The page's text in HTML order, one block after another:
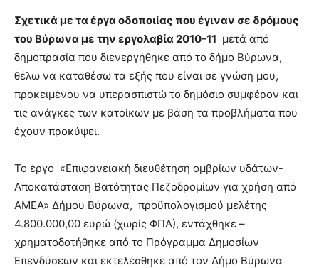
porn
Σχετικά με τα έργα οδοποιίας που έγιναν σε δρόμους
του Βύρωνα με την εργολαβία 2010-11 μετά από
δημοπρασία που διενεργήθηκε από το δήμο Βύρωνα,
θέλω να καταθέσω τα εξής που είναι σε γνώση μου,
προκειμένου να υπερασπιστώ το δημόσιο συμφέρον και
τις ανάγκες των κατοίκων με βάση τα προβλήματα που
έχουν προκύψει.
Το έργο «Επιφανειακή διευθέτηση ομβρίων υδάτων-
Αποκατάσταση Βατότητας Πεζοδρομίων για χρήση από
ΑΜΕΑ» Δήμου Βύρωνα, προϋπολογισμού μελέτης
4.800.000,00 ευρώ (χωρίς ΦΠΑ), εντάχθηκε –
χρηματοδοτήθηκε από το Πρόγραμμα Δημοσίων
Επενδύσεων και εκτελέσθηκε από τον Δήμο Βύρωνα